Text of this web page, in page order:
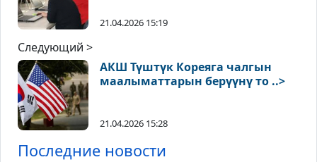
21.04.2026 15:19
Следующий >
АКШ Түштүк Кореяга чалгын
маалыматтарын берүүнү то ..>
21.04.2026 15:28
Последние новости